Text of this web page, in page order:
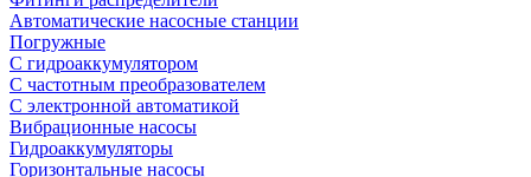
Автоматические насосные станции
Погружные
С гидроаккумулятором
С частотным преобразователем
С электронной автоматикой
Вибрационные насосы
Гидроаккумуляторы
Горизонтальные насосы